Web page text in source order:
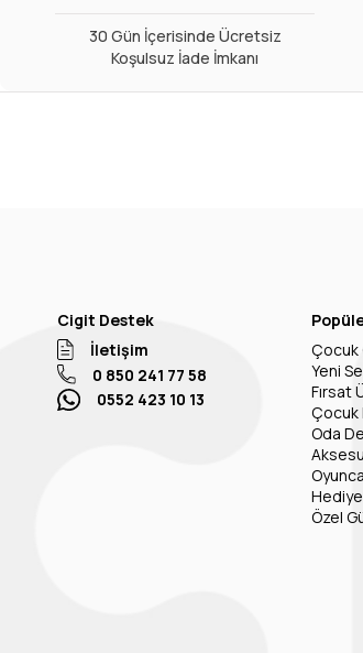
30 Gün İçerisinde Ücretsiz
Koşulsuz İade İmkanı
Cigit Destek
İletişim
0 850 241 77 58
0552 423 10 13
Çocuk
Yeni
Fırsat
Çocuk
Oda
Özel